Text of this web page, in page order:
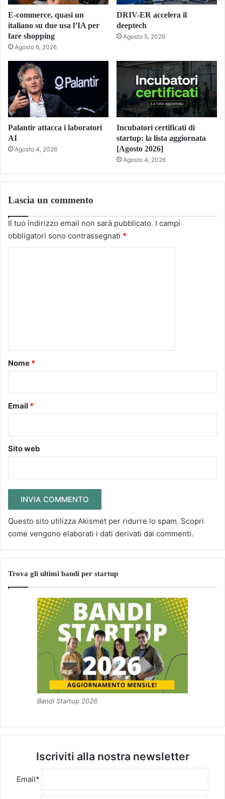
E-commerce, quasi un
italiano su due usa l’IA per
fare shopping
Agosto 6, 2026
DRIV-ER accelera il
deeptech
Agosto 5, 2026
Palantir attacca i laboratori
AI
Agosto 4, 2026
Incubatori certificati di
startup: la lista aggiornata
[Agosto 2026]
Agosto 4, 2026
Lascia un commento
Il tuo indirizzo email non sarà pubblicato. I campi
obbligatori sono contrassegnati *
o
Nome *
Email *
Sito web
Questo sito utilizza Akismet per ridurre lo spam. Scopri
come vengono elaborati i dati derivati dai commenti.
Trova gli ultimi bandi per startup
Bandi Startup 2026
Iscriviti alla nostra newsletter
Email*